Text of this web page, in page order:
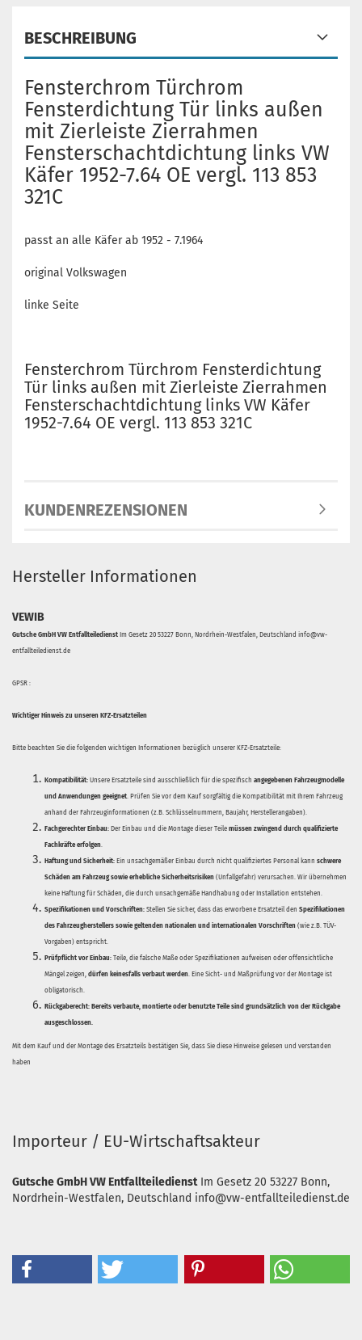
BESCHREIBUNG
Fensterchrom Türchrom
Fensterdichtung Tür links außen
mit Zierleiste Zierrahmen
Fensterschachtdichtung links VW
Käfer 1952-7.64 OE vergl. 113 853
321C
passt an alle Käfer ab 1952 - 7.1964
original Volkswagen
linke Seite
Fensterchrom Türchrom Fensterdichtung
Tür links außen mit Zierleiste Zierrahmen
Fensterschachtdichtung links VW Käfer
1952-7.64 OE vergl. 113 853 321C
KUNDENREZENSIONEN
Hersteller Informationen
VEWIB
Gutsche GmbH VW Entfallteiledienst Im Gesetz 20 53227 Bonn, Nordrhein-Westfalen, Deutschland info@vw-
entfallteiledienst.de
GPSR :
Wichtiger Hinweis zu unseren KFZ-Ersatzteilen
Bitte beachten Sie die folgenden wichtigen Informationen bezüglich unserer KFZ-Ersatzteile:
Kompatibilität: Unsere Ersatzteile sind ausschließlich für die spezifisch angegebenen Fahrzeugmodelle
und Anwendungen geeignet. Prüfen Sie vor dem Kauf sorgfältig die Kompatibilität mit Ihrem Fahrzeug
anhand der Fahrzeuginformationen (z.B. Schlüsselnummern, Baujahr, Herstellerangaben).
Fachgerechter Einbau: Der Einbau und die Montage dieser Teile müssen zwingend durch qualifizierte
Fachkräfte erfolgen.
Haftung und Sicherheit: Ein unsachgemäßer Einbau durch nicht qualifiziertes Personal kann schwere
Schäden am Fahrzeug sowie erhebliche Sicherheitsrisiken (Unfallgefahr) verursachen. Wir übernehmen
keine Haftung für Schäden, die durch unsachgemäße Handhabung oder Installation entstehen.
Spezifikationen und Vorschriften: Stellen Sie sicher, dass das erworbene Ersatzteil den Spezifikationen
des Fahrzeugherstellers sowie geltenden nationalen und internationalen Vorschriften (wie z.B. TÜV-
Vorgaben) entspricht.
Prüfpflicht vor Einbau: Teile, die falsche Maße oder Spezifikationen aufweisen oder offensichtliche
Mängel zeigen, dürfen keinesfalls verbaut werden. Eine Sicht- und Maßprüfung vor der Montage ist
obligatorisch.
Rückgaberecht: Bereits verbaute, montierte oder benutzte Teile sind grundsätzlich von der Rückgabe
ausgeschlossen.
Mit dem Kauf und der Montage des Ersatzteils bestätigen Sie, dass Sie diese Hinweise gelesen und verstanden
haben
Importeur / EU-Wirtschaftsakteur
Gutsche GmbH VW Entfallteiledienst Im Gesetz 20 53227 Bonn,
Nordrhein-Westfalen, Deutschland info@vw-entfallteiledienst.de